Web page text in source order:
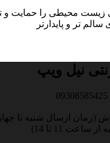
زیست محیطی را حمایت و
تر و پایدارتر
نیل ویپ
(زمان ارسال شنبه تا